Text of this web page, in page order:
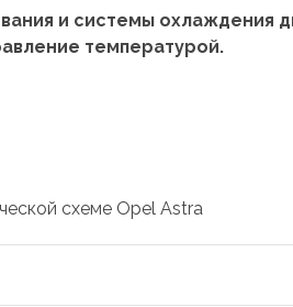
и системы охлаждения
температурой.
схеме Opel Astra